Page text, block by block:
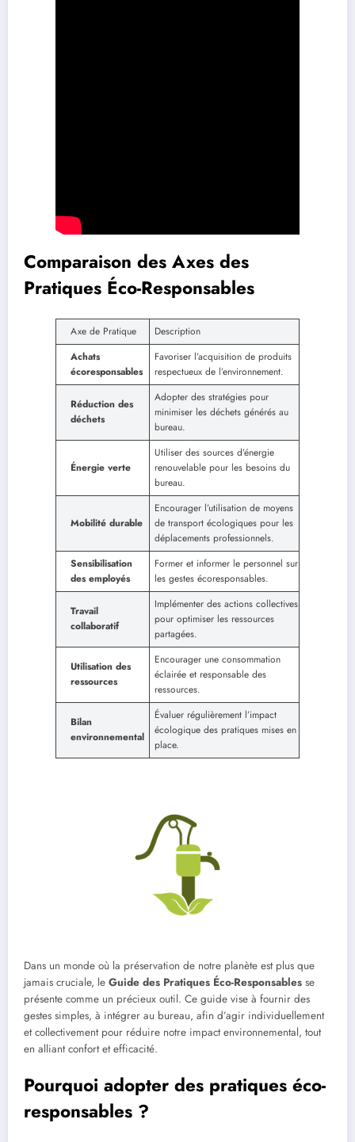
Comparaison des Axes des
Pratiques Éco-Responsables
Axe de Pratique
Description
Achats
écoresponsables
Favoriser l’acquisition de produits
respectueux de l’environnement.
Réduction des
déchets
Adopter des stratégies pour
minimiser les déchets générés au
bureau.
Énergie verte
Utiliser des sources d’énergie
renouvelable pour les besoins du
bureau.
Mobilité durable
Encourager l’utilisation de moyens
de transport écologiques pour les
déplacements professionnels.
Sensibilisation
des employés
Former et informer le personnel sur
les gestes écoresponsables.
Travail
collaboratif
Implémenter des actions collectives
pour optimiser les ressources
partagées.
Utilisation des
ressources
Encourager une consommation
éclairée et responsable des
ressources.
Bilan
environnemental
Évaluer régulièrement l’impact
écologique des pratiques mises en
place.
Dans un monde où la préservation de notre planète est plus que
jamais cruciale, le Guide des Pratiques Éco-Responsables se
présente comme un précieux outil. Ce guide vise à fournir des
gestes simples, à intégrer au bureau, afin d’agir individuellement
et collectivement pour réduire notre impact environnemental, tout
en alliant confort et efficacité.
Pourquoi adopter des pratiques éco-
responsables ?